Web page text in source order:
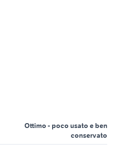
Ottimo - poco usato e ben
conservato